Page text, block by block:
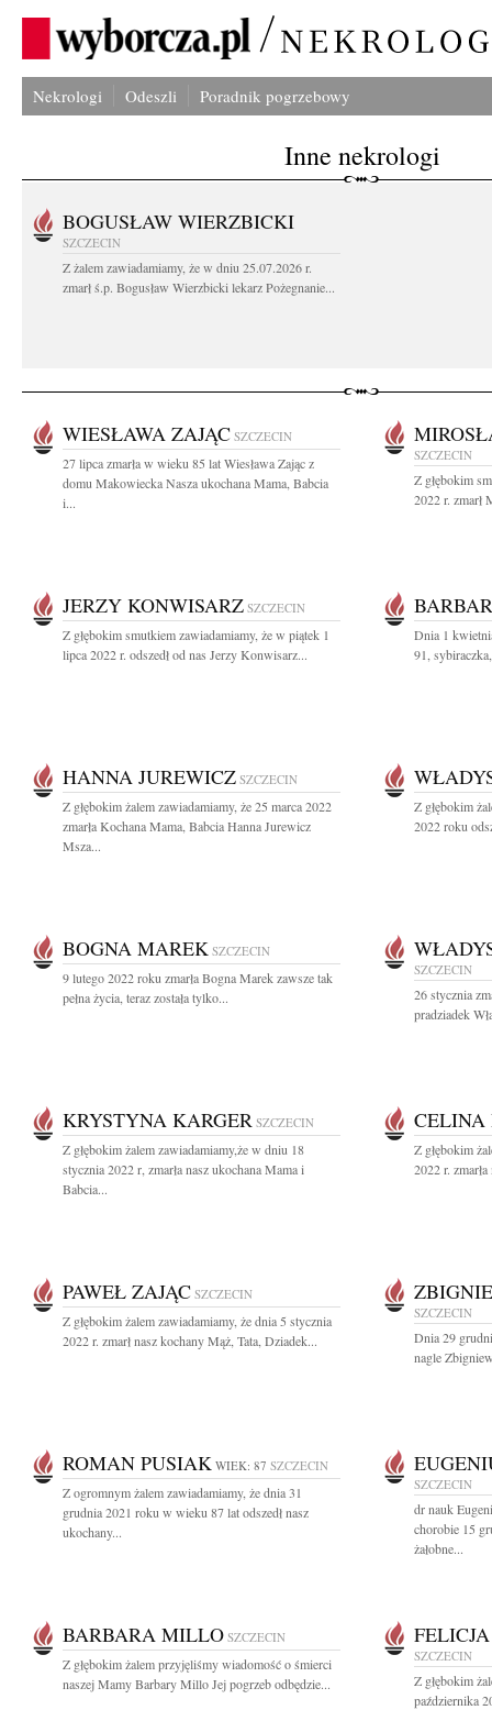
Nekrologi Odeszli Poradnik pogrzebowy
Inne nekrologi
BOGUSŁAW WIERZBICKI
SZCZECIN
Z żalem zawiadamiamy, że w dniu 25.07.2026 r.
zmarł ś.p. Bogusław Wierzbicki lekarz Pożegnanie...
WIESŁAWA ZAJĄC SZCZECIN
27 lipca zmarła w wieku 85 lat Wiesława Zając z
domu Makowiecka Nasza ukochana Mama, Babcia
i...
SZCZECIN
Z głębokim
2022 r. zmarł
JERZY KONWISARZ SZCZECIN
Z głębokim smutkiem zawiadamiamy, że w piątek 1
lipca 2022 r. odszedł od nas Jerzy Konwisarz...
Dnia 1
91,
HANNA JUREWICZ SZCZECIN
Z głębokim żalem zawiadamiamy, że 25 marca 2022
zmarła Kochana Mama, Babcia Hanna Jurewicz
Msza...
Z głębokim
2022 roku
BOGNA MAREK SZCZECIN
9 lutego 2022 roku zmarła Bogna Marek zawsze tak
pełna życia, teraz została tylko...
SZCZECIN
26 stycznia
pradziadek
KRYSTYNA KARGER SZCZECIN
Z głębokim żalem zawiadamiamy,że w dniu 18
stycznia 2022 r, zmarła nasz ukochana Mama i
Babcia...
CELINA
Z głębokim
2022 r.
PAWEŁ ZAJĄC SZCZECIN
Z głębokim żalem zawiadamiamy, że dnia 5 stycznia
2022 r. zmarł nasz kochany Mąż, Tata, Dziadek...
SZCZECIN
Dnia 29
nagle
ROMAN PUSIAK WIEK: 87 SZCZECIN
Z ogromnym żalem zawiadamiamy, że dnia 31
grudnia 2021 roku w wieku 87 lat odszedł nasz
ukochany...
SZCZECIN
dr nauk
chorobie 15
żałobne...
BARBARA MILLO SZCZECIN
Z głębokim żalem przyjęliśmy wiadomość o śmierci
naszej Mamy Barbary Millo Jej pogrzeb odbędzie...
SZCZECIN
Z głębokim
października